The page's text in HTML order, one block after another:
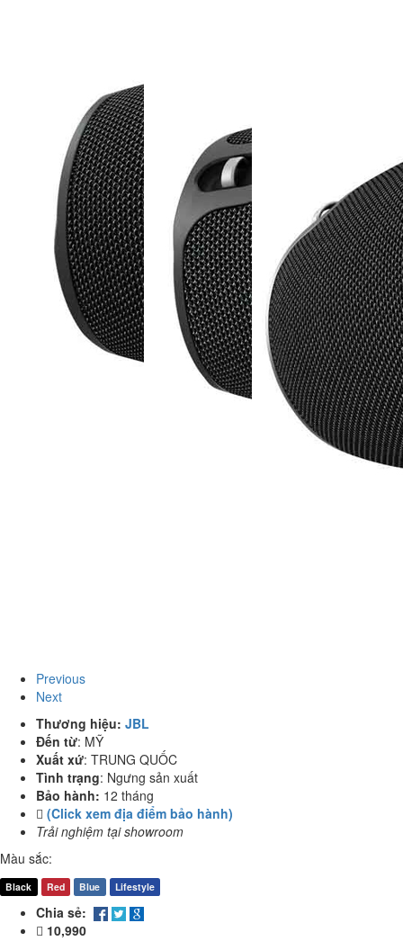
Previous
Next
Thương hiệu: JBL
Đến từ: MỸ
Xuất xứ: TRUNG QUỐC
Tình trạng: Ngưng sản xuất
Bảo hành: 12 tháng
(Click xem địa điểm bảo hành)
Trải nghiệm tại showroom
Màu sắc:
Black Red Blue Lifestyle
Chia sẻ:
10,990